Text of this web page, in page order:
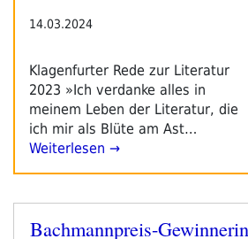
14.03.2024
Klagenfurter Rede zur Literatur
2023 »Ich verdanke alles in
meinem Leben der Literatur, die
ich mir als Blüte am Ast…
Weiterlesen →
Veröffentlicht
Bachmannpreis-